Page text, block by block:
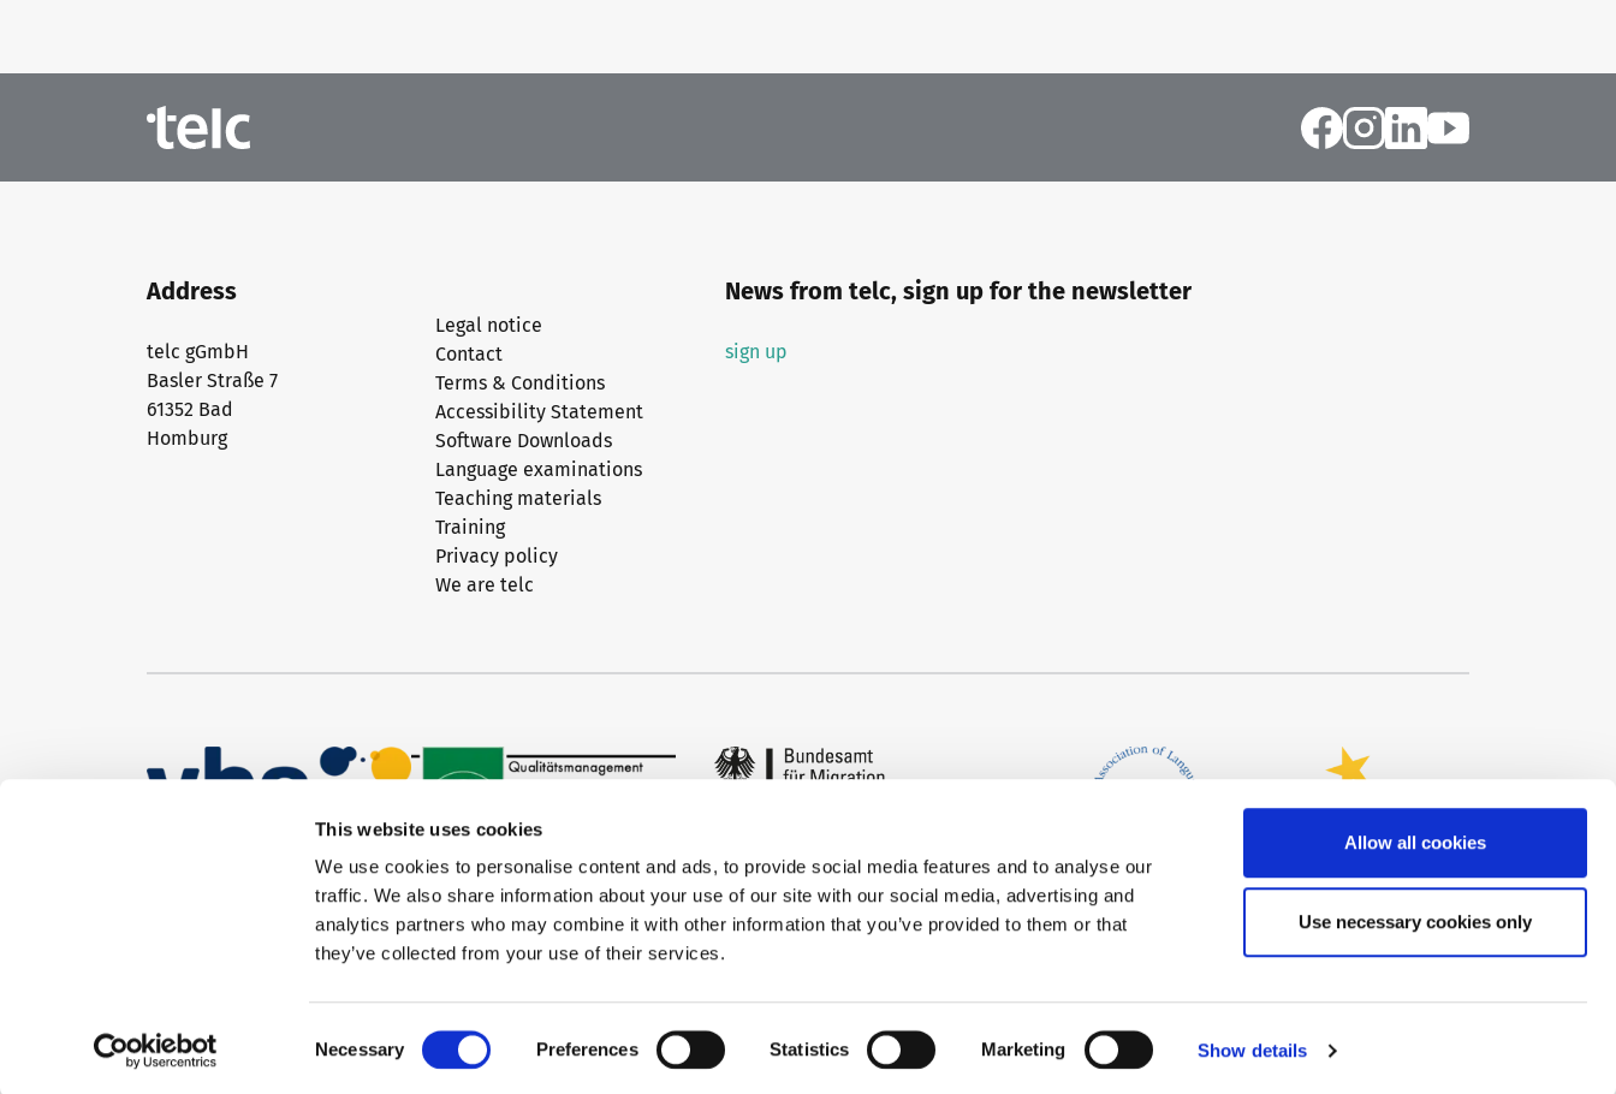
This website uses cookies
We use cookies to personalise content and ads, to provide social media features and to analyse our
traffic. We also share information about your use of our site with our social media, advertising and
analytics partners who may combine it with other information that you’ve provided to them or that
they’ve collected from your use of their services.
Selection
Necessary Preferences Statistics Marketing Show details
Allow all cookies
Use necessary cookies only
telc News
Job offers
Address
telc gGmbH
Basler Straße 7
61352 Bad
Homburg
Legal notice
Contact
Terms & Conditions
Accessibility Statement
Software Downloads
Language examinations
Teaching materials
Training
Privacy policy
We are telc
News from telc, sign up for the newsletter
sign up